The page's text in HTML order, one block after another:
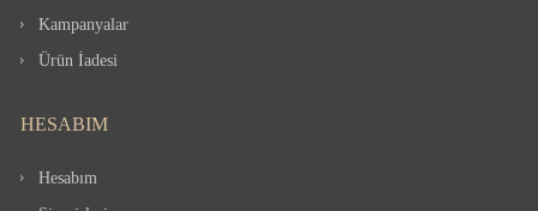
Kampanyalar
Ürün İadesi
HESABIM
Hesabım